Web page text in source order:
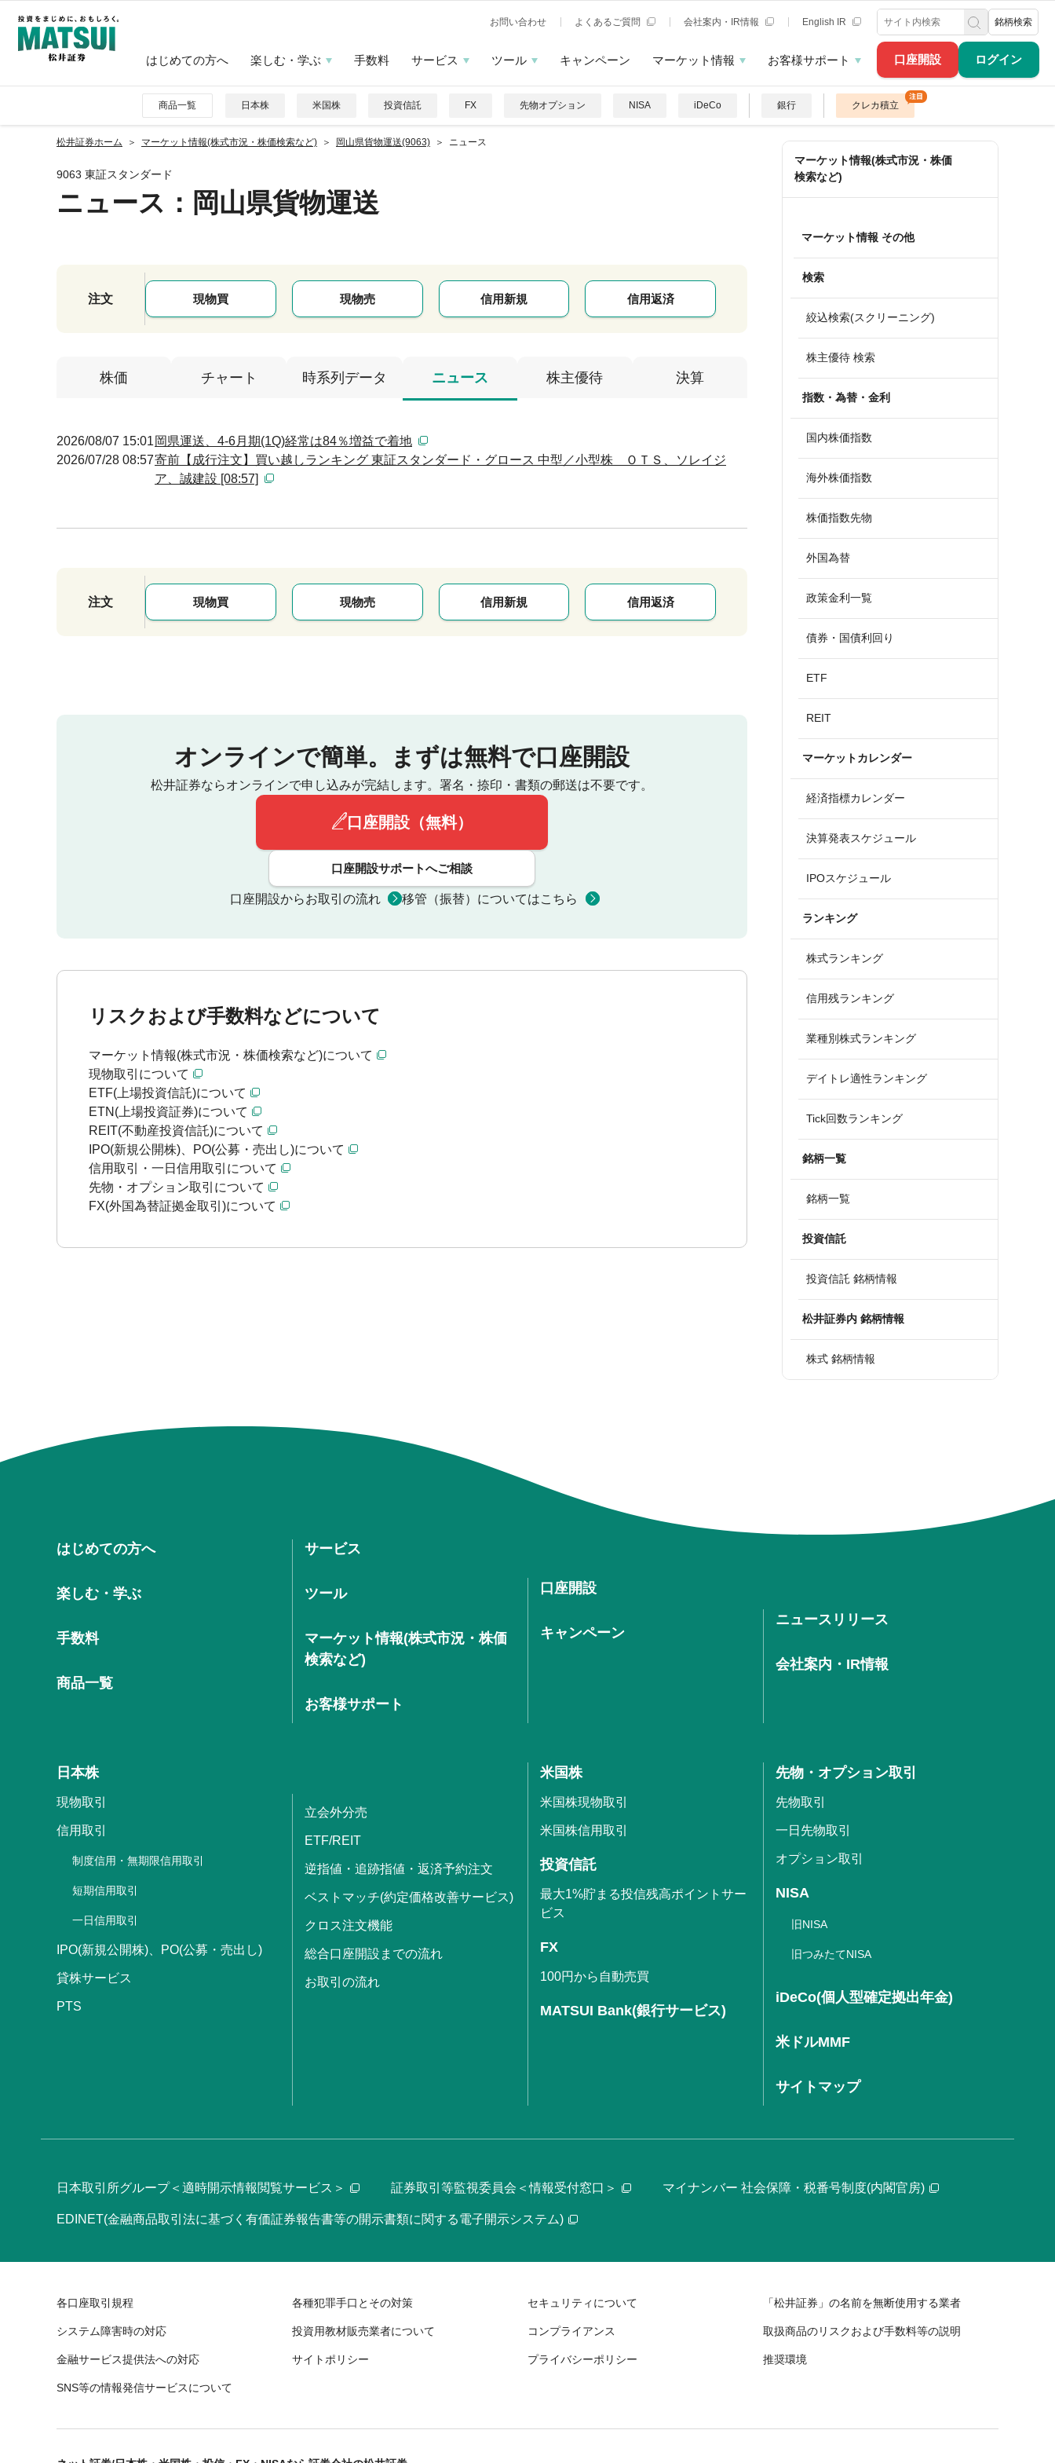
口座開設 ログイン
お問い合わせ よくあるご質問 会社案内・IR情報 English IR 銘柄検索
はじめての方へ 楽しむ・学ぶ 手数料 サービス ツール キャンペーン マーケット情報 お客様サポート
商品一覧 日本株 米国株 投資信託 FX 先物オプション NISA iDeCo 銀行 クレカ積立
松井証券ホーム マーケット情報(株式市況・株価検索など) 岡山県貨物運送(9063) ニュース
9063 東証スタンダード
ニュース ：岡山県貨物運送
注文 現物買 現物売 信用新規 信用返済
株価 チャート 時系列データ ニュース 株主優待 決算
2026/08/07 15:01 岡県運送、4-6月期(1Q)経常は84％増益で着地
2026/07/28 08:57寄前【成行注文】買い越しランキング 東証スタンダード・グロース 中型／小型株 ＯＴＳ、ソレイジ
ア、誠建設 [08:57]
注文 現物買 現物売 信用新規 信用返済
オンラインで簡単。 まずは無料で口座開設
松井証券ならオンラインで申し込みが完結します。 署名・捺印・書類の郵送は不要です。
口座開設（無料）
口座開設サポートへご相談
口座開設からお取引の流れ 移管（振替）についてはこちら
リスクおよび手数料などについて
マーケット情報(株式市況・株価検索など)について
現物取引について
ETF(上場投資信託)について
ETN(上場投資証券)について
REIT(不動産投資信託)について
IPO(新規公開株)、PO(公募・売出し)について
信用取引・一日信用取引について
先物・オプション取引について
FX(外国為替証拠金取引)について
マーケット情報(株式市況・株価
検索など)
マーケット情報 その他
検索
絞込検索(スクリーニング)
株主優待 検索
指数・為替・金利
国内株価指数
海外株価指数
株価指数先物
外国為替
政策金利一覧
債券・国債利回り
ETF
REIT
マーケットカレンダー
経済指標カレンダー
決算発表スケジュール
IPOスケジュール
ランキング
株式ランキング
信用残ランキング
業種別株式ランキング
デイトレ適性ランキング
Tick回数ランキング
銘柄一覧
銘柄一覧
投資信託
投資信託 銘柄情報
松井証券内 銘柄情報
株式 銘柄情報
はじめての方へ
楽しむ・学ぶ
手数料
商品一覧
サービス
ツール
マーケット情報(株式市況・株価
検索など)
お客様サポート
口座開設
キャンペーン
ニュースリリース
会社案内・IR情報
日本株
現物取引
信用取引
制度信用・無期限信用取引
短期信用取引
一日信用取引
IPO(新規公開株)、PO(公募・売出し)
貸株サービス
PTS
立会外分売
ETF/REIT
逆指値・追跡指値・返済予約注文
ベストマッチ(約定価格改善サービス)
クロス注文機能
総合口座開設までの流れ
お取引の流れ
米国株
米国株現物取引
米国株信用取引
投資信託
最大1%貯まる投信残高ポイントサー
ビス
FX
100円から自動売買
MATSUI Bank(銀行サービス)
先物・オプション取引
先物取引
一日先物取引
オプション取引
NISA
旧NISA
旧つみたてNISA
iDeCo(個人型確定拠出年金)
米ドルMMF
サイトマップ
日本取引所グループ＜適時開示情報閲覧サービス＞ 証券取引等監視委員会＜情報受付窓口＞ マイナンバー 社会保障・税番号制度(内閣官房)
EDINET(金融商品取引法に基づく有価証券報告書等の開示書類に関する電子開示システム)
各口座取引規程 各種犯罪手口とその対策 セキュリティについて 「松井証券」の名前を無断使用する業者
システム障害時の対応 投資用教材販売業者について コンプライアンス 取扱商品のリスクおよび手数料等の説明
金融サービス提供法への対応 サイトポリシー プライバシーポリシー 推奨環境
SNS等の情報発信サービスについて